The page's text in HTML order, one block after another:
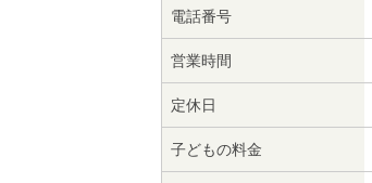
電話番号
営業時間
定休日
子どもの料金